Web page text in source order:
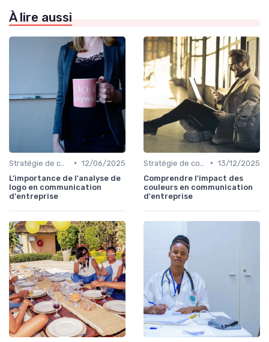
À lire aussi
• 12/06/2025
L'importance de l'analyse de
logo en communication
d'entreprise
• 13/12/2025
Comprendre l'impact des
couleurs en communication
d'entreprise